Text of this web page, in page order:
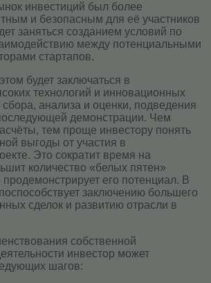
инвестиций был более
и безопасным для её участников
заняться созданием условий по
между потенциальными
стартапов.
будет заключаться в
технологий и инновационных
анализа и оценки, подведения
демонстрации. Чем
тем проще инвестору понять
выгоды от участия в
Это сократит время на
количество «белых пятен»
продемонстрирует его потенциал. В
заключению большего
сделок и развитию отрасли в
собственной
инвестор может
шагов: